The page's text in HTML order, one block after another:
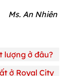
Ms. An Nhiên
lượng ở đâu?
ở Royal City